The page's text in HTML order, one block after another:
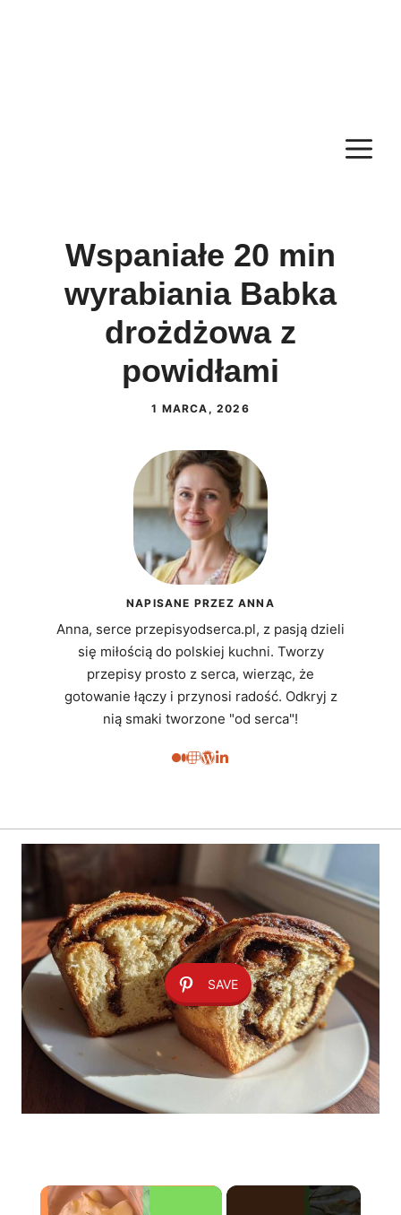
Wspaniałe 20 min
wyrabiania Babka
drożdżowa z
powidłami
1 MARCA, 2026
NAPISANE PRZEZ ANNA
Anna, serce przepisyodserca.pl, z pasją dzieli
się miłością do polskiej kuchni. Tworzy
przepisy prosto z serca, wierząc, że
gotowanie łączy i przynosi radość. Odkryj z
nią smaki tworzone "od serca"!
SAVE
×